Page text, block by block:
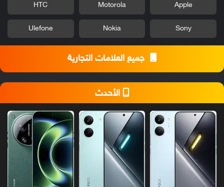
Apple
Motorola
HTC
Sony
Nokia
Ulefone
جميع العلامات التجارية
الأحدث